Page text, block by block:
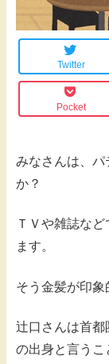
Twitter
Pocket
みなさんは、パ
か？
ＴＶや雑誌な
ます。
そう金髪が印象
辻口さんは首都
の出身と言うこ